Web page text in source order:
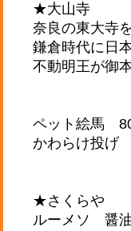
★大山寺
奈良の東大寺
鎌倉時代に日
不動明王が御
ペット絵馬
かわらけ投げ
★さくらや
ルーメソ 醤